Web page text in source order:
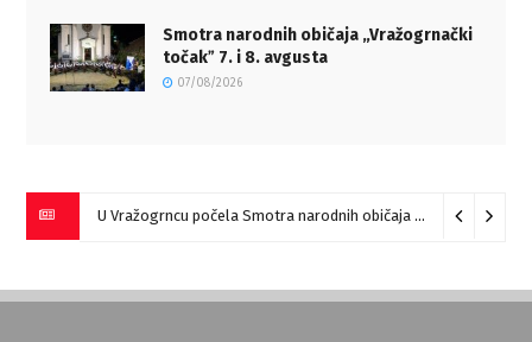
Smotra narodnih običaja „Vražogrnački
točakˮ 7. i 8. avgusta
07/08/2026
U Vražogrncu počela Smotra narodnih običaja „Vražogrnački točak“